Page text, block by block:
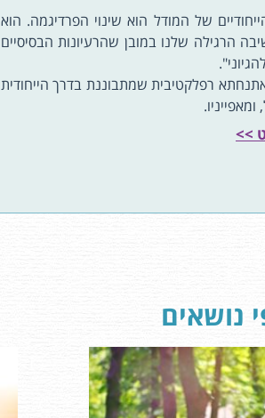
של המודל הוא שינוי הפרדיגמה. הוא
הרגילה שלנו במובן שהרעיונות הבסיסיים
רפלקטיבית שמתבוננת בדרך הייחודית
>>
נושאים